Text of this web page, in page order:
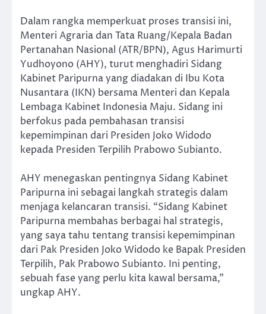
Dalam rangka memperkuat proses transisi ini,
Menteri Agraria dan Tata Ruang/Kepala Badan
Pertanahan Nasional (ATR/BPN), Agus Harimurti
Yudhoyono (AHY), turut menghadiri Sidang
Kabinet Paripurna yang diadakan di Ibu Kota
Nusantara (IKN) bersama Menteri dan Kepala
Lembaga Kabinet Indonesia Maju. Sidang ini
berfokus pada pembahasan transisi
kepemimpinan dari Presiden Joko Widodo
kepada Presiden Terpilih Prabowo Subianto.
AHY menegaskan pentingnya Sidang Kabinet
Paripurna ini sebagai langkah strategis dalam
menjaga kelancaran transisi. “Sidang Kabinet
Paripurna membahas berbagai hal strategis,
yang saya tahu tentang transisi kepemimpinan
dari Pak Presiden Joko Widodo ke Bapak Presiden
Terpilih, Pak Prabowo Subianto. Ini penting,
sebuah fase yang perlu kita kawal bersama,”
ungkap AHY.